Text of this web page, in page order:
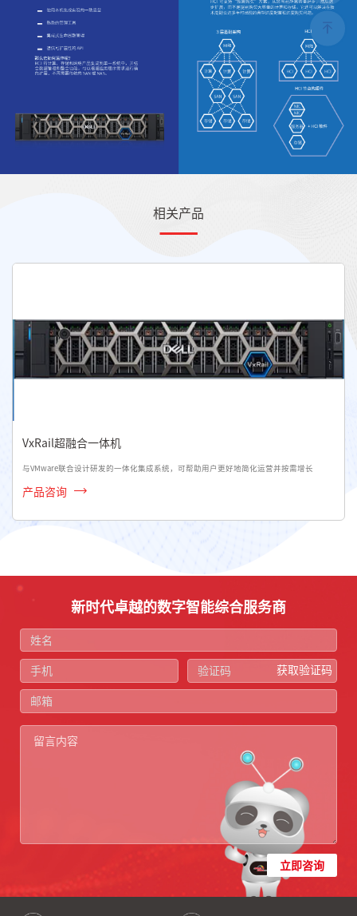
相关产品
VxRail超融合一体机
与VMware联合设计研发的一体化集成系统，可帮助用户更好地简化运营并按需增长
产品咨询
新时代卓越的数字智能综合服务商
获取验证码
立即咨询